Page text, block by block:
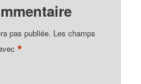
pas publiée. Les champs
*